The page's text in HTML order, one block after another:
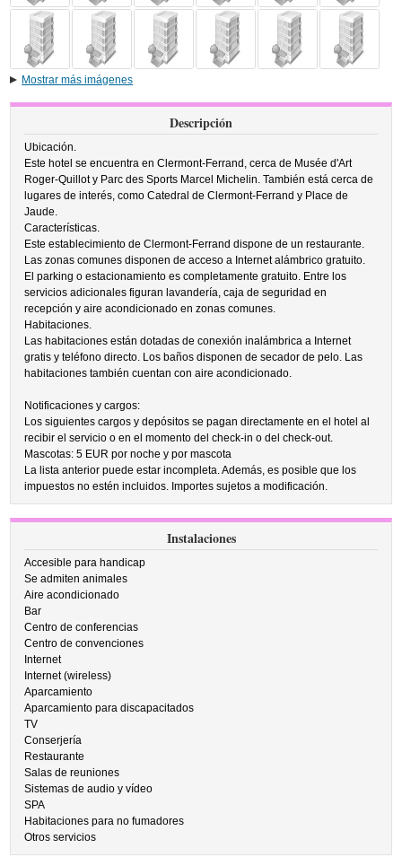
Mostrar más imágenes
Descripción
Ubicación.
Este hotel se encuentra en Clermont-Ferrand, cerca de Musée d'Art
Roger-Quillot y Parc des Sports Marcel Michelin. También está cerca de
lugares de interés, como Catedral de Clermont-Ferrand y Place de
Jaude.
Características.
Este establecimiento de Clermont-Ferrand dispone de un restaurante.
Las zonas comunes disponen de acceso a Internet alámbrico gratuito.
El parking o estacionamiento es completamente gratuito. Entre los
servicios adicionales figuran lavandería, caja de seguridad en
recepción y aire acondicionado en zonas comunes.
Habitaciones.
Las habitaciones están dotadas de conexión inalámbrica a Internet
gratis y teléfono directo. Los baños disponen de secador de pelo. Las
habitaciones también cuentan con aire acondicionado.
Notificaciones y cargos:
Los siguientes cargos y depósitos se pagan directamente en el hotel al
recibir el servicio o en el momento del check-in o del check-out.
Mascotas: 5 EUR por noche y por mascota
La lista anterior puede estar incompleta. Además, es posible que los
impuestos no estén incluidos. Importes sujetos a modificación.
Instalaciones
Accesible para handicap
Se admiten animales
Aire acondicionado
Bar
Centro de conferencias
Centro de convenciones
Internet
Internet (wireless)
Aparcamiento
Aparcamiento para discapacitados
TV
Conserjería
Restaurante
Salas de reuniones
Sistemas de audio y vídeo
SPA
Habitaciones para no fumadores
Otros servicios